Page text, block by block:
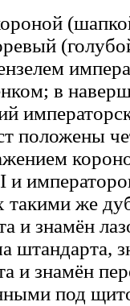
в
положены
же
и знамён
штандарта,
и знамён
под